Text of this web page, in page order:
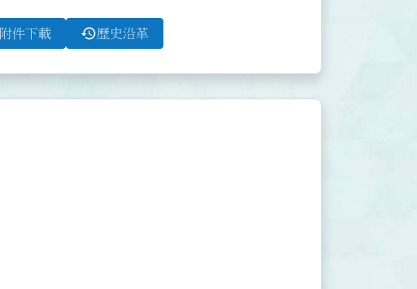
附件下載 history歷史沿革